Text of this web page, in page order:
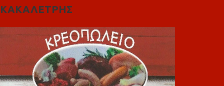
ΚΑΚΑΛΕΤΡΗΣ